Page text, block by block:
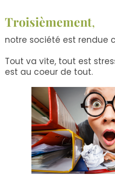
Troisièmement,
notre société est rendue
Tout va vite, tout est
est au coeur de tout.